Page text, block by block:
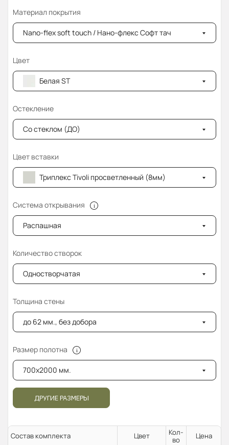
Материал покрытия
Nano-flex soft touch / Нано-флекс Софт тач
Цвет
Белая ST
Остекление
Со стеклом (ДО)
Цвет вставки
Триплекс Tivoli просветленный (8мм)
Система открывания
Распашная
Количество створок
Одностворчатая
Толщина стены
до 62 мм., без добора
Размер полотна
700x2000 мм.
ДРУГИЕ РАЗМЕРЫ
Состав комплекта Цвет
Кол-
во
Цена